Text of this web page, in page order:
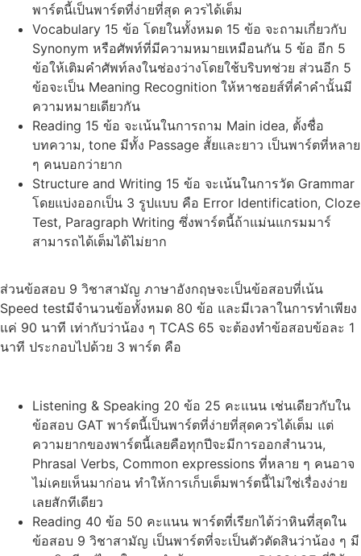
พาร์ตนี้เป็นพาร์ตที่ง่ายที่สุด ควรได้เต็ม
Vocabulary 15 ข้อ โดยในทั้งหมด 15 ข้อ จะถามเกี่ยวกับ
Synonym หรือศัพท์ที่มีความหมายเหมือนกัน 5 ข้อ อีก 5
ข้อให้เติมคำศัพท์ลงในช่องว่างโดยใช้บริบทช่วย ส่วนอีก 5
ข้อจะเป็น Meaning Recognition ให้หาชอยส์ที่คำคำนั้นมี
ความหมายเดียวกัน
Reading 15 ข้อ จะเน้นในการถาม Main idea, ตั้งชื่อ
บทความ, tone มีทั้ง Passage สั้ยและยาว เป็นพาร์ตที่หลาย
ๆ คนบอกว่ายาก
Structure and Writing 15 ข้อ จะเน้นในการวัด Grammar
โดยแบ่งออกเป็น 3 รูปแบบ คือ Error Identification, Cloze
Test, Paragraph Writing ซึ่งพาร์ตนี้ถ้าแม่นแกรมมาร์
สามารถได้เต็มได้ไม่ยาก
ส่วนข้อสอบ 9 วิชาสามัญ ภาษาอังกฤษจะเป็นข้อสอบที่เน้น
Speed testมีจำนวนข้อทั้งหมด 80 ข้อ และมีเวลาในการทำเพียง
แค่ 90 นาที เท่ากับว่าน้อง ๆ TCAS 65 จะต้องทำข้อสอบข้อละ 1
นาที ประกอบไปด้วย 3 พาร์ต คือ
Listening & Speaking 20 ข้อ 25 คะแนน เช่นเดียวกับใน
ข้อสอบ GAT พาร์ตนี้เป็นพาร์ตที่ง่ายที่สุดควรได้เต็ม แต่
ความยากของพาร์ตนี้เลยคือทุกปีจะมีการออกสำนวน,
Phrasal Verbs, Common expressions ที่หลาย ๆ คนอาจ
ไม่เคยเห็นมาก่อน ทำให้การเก็บเต็มพาร์ตนี้ไม่ใช่เรื่องง่าย
เลยสักทีเดียว
Reading 40 ข้อ 50 คะแนน พาร์ตที่เรียกได้ว่าหินที่สุดใน
ข้อสอบ 9 วิชาสามัญ เป็นพาร์ตที่จะเป็นตัวตัดสินว่าน้อง ๆ มี